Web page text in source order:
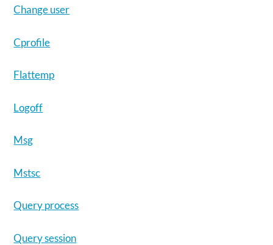
Change user
Cprofile
Flattemp
Logoff
Msg
Mstsc
Query process
Query session